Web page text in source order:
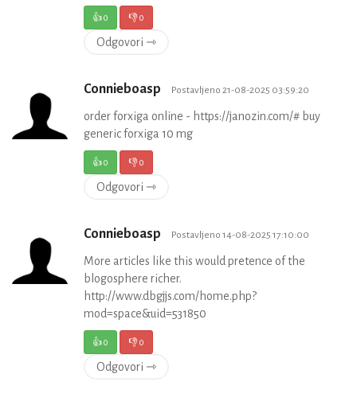
👍0 👎0
Odgovori ⇾
Connieboasp Postavljeno 21-08-2025 03:59:20
order forxiga online - https://janozin.com/# buy
generic forxiga 10 mg
👍0 👎0
Odgovori ⇾
Connieboasp Postavljeno 14-08-2025 17:10:00
More articles like this would pretence of the
blogosphere richer.
http://www.dbgjjs.com/home.php?
mod=space&uid=531850
👍0 👎0
Odgovori ⇾